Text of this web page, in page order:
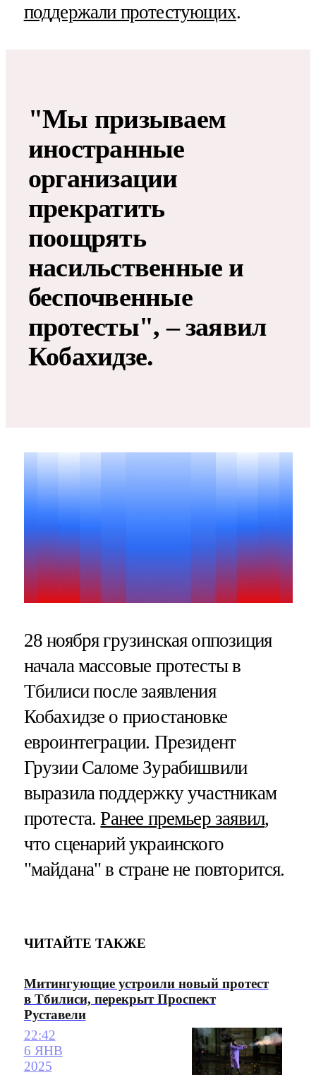
поддержали протестующих.
"Мы призываем
иностранные
организации
прекратить
поощрять
насильственные и
беспочвенные
протесты", – заявил
Кобахидзе.
28 ноября грузинская оппозиция
начала массовые протесты в
Тбилиси после заявления
Кобахидзе о приостановке
евроинтеграции. Президент
Грузии Саломе Зурабишвили
выразила поддержку участникам
протеста.Ранее премьер заявил,
что сценарий украинского
"майдана" в стране не повторится.
ЧИТАЙТЕ ТАКЖЕ
Митингующие устроили новый протест
в Тбилиси, перекрыт Проспект
Руставели
22:42
6 ЯНВ
2025